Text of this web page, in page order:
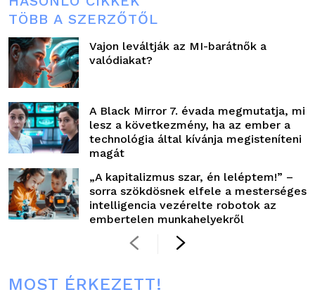
TÖBB A SZERZŐTŐL
Vajon leváltják az MI-barátnők a
valódiakat?
A Black Mirror 7. évada megmutatja, mi
lesz a következmény, ha az ember a
technológia által kívánja megisteníteni
magát
„A kapitalizmus szar, én leléptem!” –
sorra szökdösnek elfele a mesterséges
intelligencia vezérelte robotok az
embertelen munkahelyekről
MOST ÉRKEZETT!